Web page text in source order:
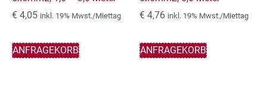
€ 4,05 inkl. 19% Mwst./Miettag
ANFRAGEKORB
€ 4,76 inkl. 19% Mwst./Miettag
ANFRAGEKORB